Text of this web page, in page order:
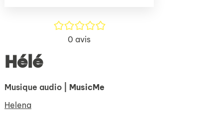
/5
0 avis
Hélé
Musique audio
| MusicMe
Helena